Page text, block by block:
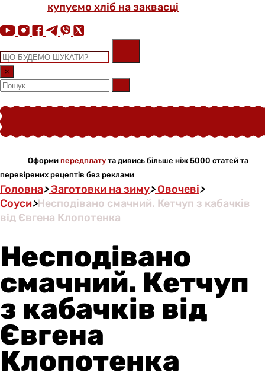
купуємо хліб на заквасці
×
Оформи передплату та дивись більше ніж 5000 статей та
перевірених рецептів без реклами
Головна>Заготовки на зиму>Овочеві>
Соуси>Несподівано смачний. Кетчуп з кабачків
від Євгена Клопотенка
Несподівано
смачний. Кетчуп
з кабачків від
Євгена
Клопотенка